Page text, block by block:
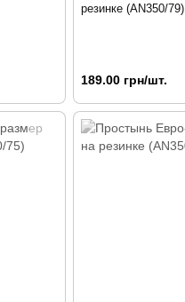
резинке (AN350/79)
189.00 грн/шт.